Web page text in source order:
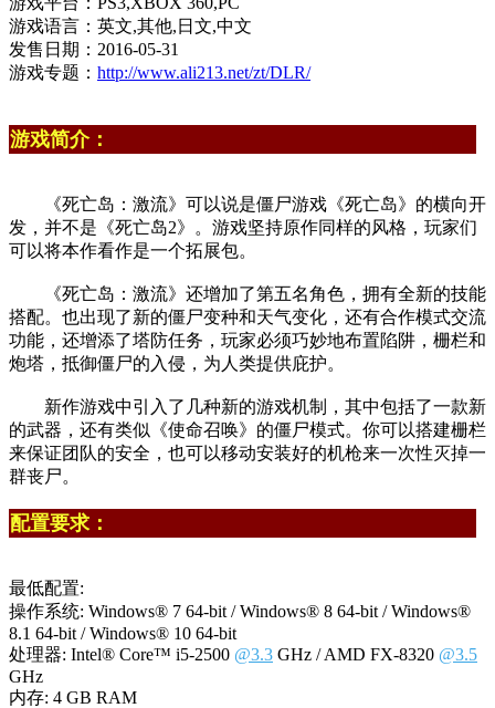
游戏语言：英文,其他,日文,中文
发售日期：2016-05-31
游戏专题： http://www.ali213.net/zt/DLR/
游戏简介：
《死亡岛：激流》可以说是僵尸游戏《死亡岛》的横向开
发，并不是《死亡岛2》。游戏坚持原作同样的风格，玩家们
可以将本作看作是一个拓展包。
《死亡岛：激流》还增加了第五名角色，拥有全新的技能
搭配。也出现了新的僵尸变种和天气变化，还有合作模式交流
功能，还增添了塔防任务，玩家必须巧妙地布置陷阱，栅栏和
炮塔，抵御僵尸的入侵，为人类提供庇护。
新作游戏中引入了几种新的游戏机制，其中包括了一款新
的武器，还有类似《使命召唤》的僵尸模式。你可以搭建栅栏
来保证团队的安全，也可以移动安装好的机枪来一次性灭掉一
群丧尸。
配置要求：
最低配置:
操作系统: Windows® 7 64-bit / Windows® 8 64-bit / Windows®
8.1 64-bit / Windows® 10 64-bit
处理器: Intel® Core™ i5-2500 @3.3 GHz / AMD FX-8320 @3.5
GHz
内存: 4 GB RAM